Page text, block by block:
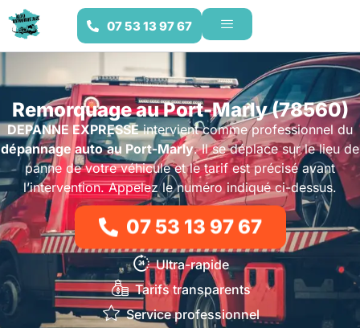
07 53 13 97 67
Remorquage au Port-Marly (78560)
DEPANNE EXPRESSEintervient comme professionnel du
dépannage auto au Port-Marly. Il se déplace sur le lieu de
panne de votre véhicule et le tarif est précisé avant
l’intervention. Appelez le numéro indiqué ci-dessus.
07 53 13 97 67
Ultra-rapide
Tarifs transparents
Service professionnel